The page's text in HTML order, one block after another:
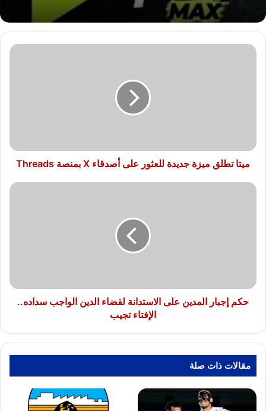
ميتا
بمنصة
Threads
ميتا تطلق ميزة جديدة للعثور على أصدقاء X بمنصة Threads
حكم
سداده..
الإفتاء
حكم إجبار المدين على الاستدانة لقضاء الدين الواجب سداده..
الإفتاء تجيب
مقالات ذات صلة